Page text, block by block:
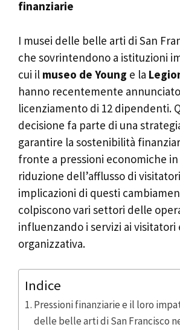
finanziarie
I musei delle belle arti di San
che sovrintendono a istituzioni
cui il museo de Young e la
hanno recentemente
licenziamento di 12 dipendenti.
decisione fa parte di una
garantire la sostenibilità
fronte a pressioni economiche in
riduzione dell’afflusso di
implicazioni di questi
colpiscono vari settori delle
influenzando i servizi ai visitatori
organizzativa.
Indice
Pressioni finanziarie e il loro
delle belle arti di San Francisco